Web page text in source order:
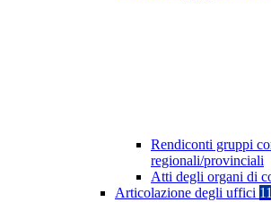
Rendiconti gruppi
regionali/provinciali
Atti degli organi di
Articolazione degli uffici 11